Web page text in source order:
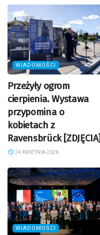
WIADOMOŚCI
Przeżyły ogrom
cierpienia. Wystawa
przypomina o
kobietach z
Ravensbrück [ZDJĘCIA]
24 KWIETNIA 2026
WIADOMOŚCI